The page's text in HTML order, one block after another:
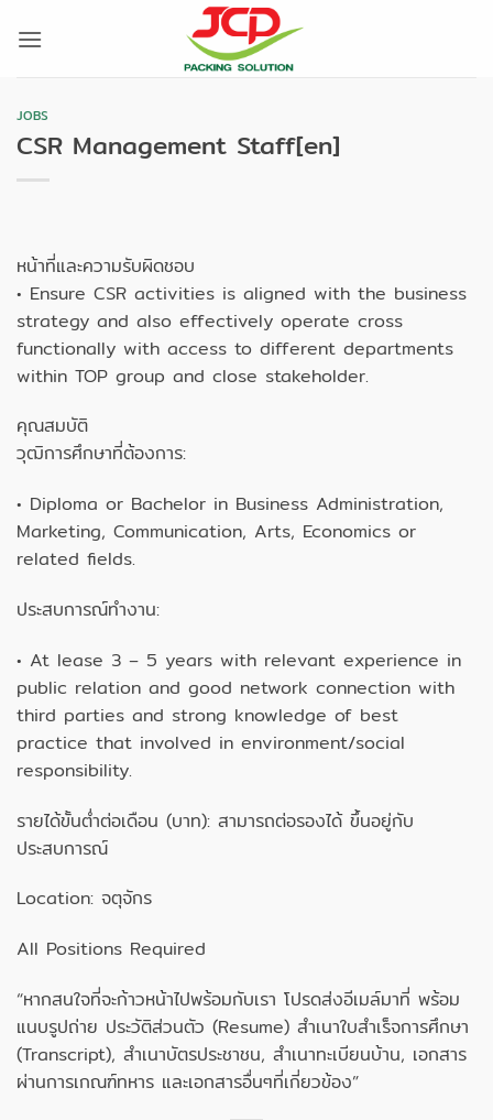
JOBS
CSR Management Staff[en]
หน้าที่และความรับผิดชอบ
• Ensure CSR activities is aligned with the business
strategy and also effectively operate cross
functionally with access to different departments
within TOP group and close stakeholder.
คุณสมบัติ
วุฒิการศึกษาที่ต้องการ:
• Diploma or Bachelor in Business Administration,
Marketing, Communication, Arts, Economics or
related fields.
ประสบการณ์ทำงาน:
• At lease 3 – 5 years with relevant experience in
public relation and good network connection with
third parties and strong knowledge of best
practice that involved in environment/social
responsibility.
รายได้ขั้นต่ำต่อเดือน (บาท): สามารถต่อรองได้ ขึ้นอยู่กับ
ประสบการณ์
Location: จตุจักร
All Positions Required
“หากสนใจที่จะก้าวหน้าไปพร้อมกับเรา โปรดส่งอีเมล์มาที่ พร้อม
แนบรูปถ่าย ประวัติส่วนตัว (Resume) สำเนาใบสำเร็จการศึกษา
(Transcript), สำเนาบัตรประชาชน, สำเนาทะเบียนบ้าน, เอกสาร
ผ่านการเกณฑ์ทหาร และเอกสารอื่นๆที่เกี่ยวข้อง”